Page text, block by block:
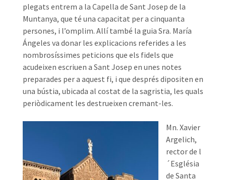
plegats entrem a la Capella de Sant Josep de la
Muntanya, que té una capacitat per a cinquanta
persones, i l’omplim. Allí també la guia Sra. María
Ángeles va donar les explicacions referides a les
nombrosíssimes peticions que els fidels que
acudeixen escriuen a Sant Josep en unes notes
preparades per a aquest fi, i que després dipositen en
una bústia, ubicada al costat de la sagristia, les quals
periòdicament les destrueixen cremant-les.
Mn. Xavier
Argelich,
rector de l
´Església
de Santa